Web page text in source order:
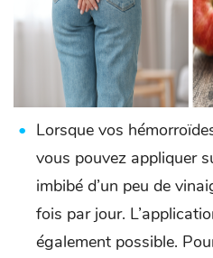
Lorsque vos
vous pouvez appliquer
imbibé d’un peu de
fois par jour.
également possible.